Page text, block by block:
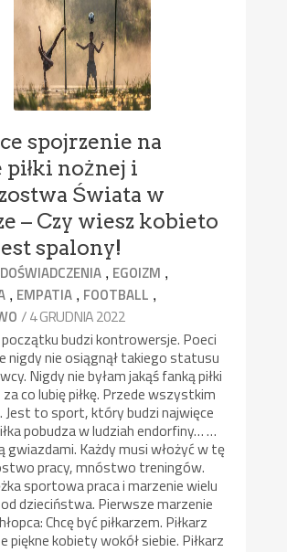
spojrzenie na
piłki nożnej i
Świata w
– Czy wiesz kobieto
spalony!
DOŚWIADCZENIA , EGOIZM ,
, EMPATIA , FOOTBALL ,
/ 4 GRUDNIA 2022
budzi kontrowersje. Poeci
nigdy nie osiągnął takiego statusu
Nigdy nie byłam jakąś fanką piłki
za co lubię piłkę. Przede wszystkim
Jest to sport, który budzi najwięce
pobudza w ludziah endorfiny… …
gwiazdami. Każdy musi włożyć w tę
pracy, mnóstwo treningów.
sportowa praca i marzenie wielu
dzieciństwa. Pierwsze marzenie
Chcę być piłkarzem. Piłkarz
piękne kobiety wokół siebie. Piłkarz